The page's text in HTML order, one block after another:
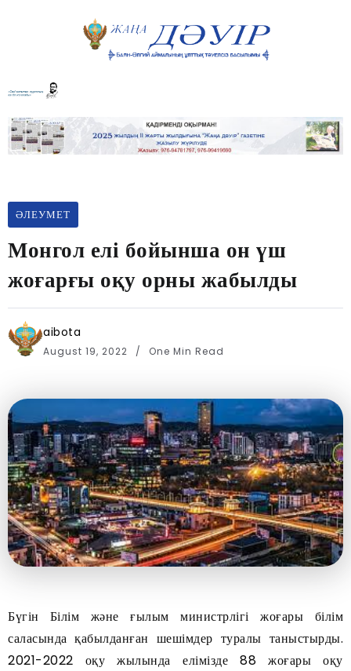
ӘЛЕУМЕТ
Монгол елі бойынша он үш
жоғарғы оқу орны жабылды
aibota
August 19, 2022 One Min Read
Бүгін Білім және ғылым министрлігі жоғары білім
саласында қабылданған шешімдер туралы таныстырды.
2021-2022 оқу жылында елімізде 88 жоғары оқу